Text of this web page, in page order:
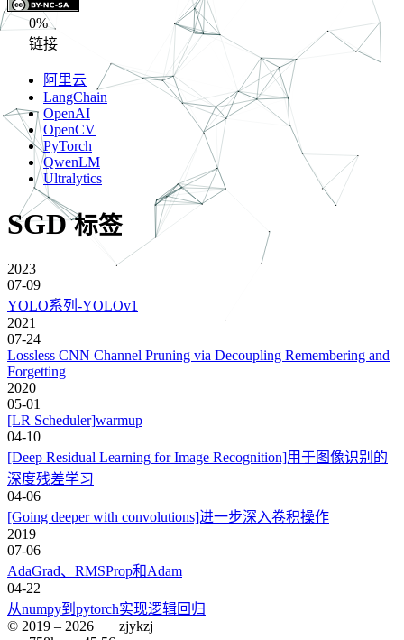
0%
链接
阿里云
LangChain
OpenAI
OpenCV
PyTorch
QwenLM
Ultralytics
SGD标签
2023
07-09
YOLO系列-YOLOv1
2021
07-24
Lossless CNN Channel Pruning via Decoupling Remembering and
Forgetting
2020
05-01
[LR Scheduler]warmup
04-10
[Deep Residual Learning for Image Recognition]用于图像识别的
深度残差学习
04-06
[Going deeper with convolutions]进一步深入卷积操作
2019
07-06
AdaGrad、RMSProp和Adam
04-22
从numpy到pytorch实现逻辑回归
© 2019 – 2026
zjykzj